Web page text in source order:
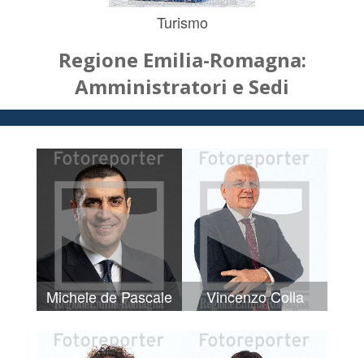
Turismo
Regione Emilia-Romagna:
Amministratori e Sedi
Michele de Pascale Vincenzo Colla